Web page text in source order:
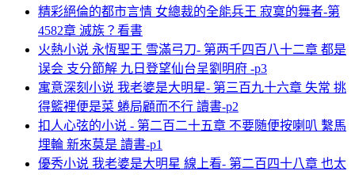
精彩絕倫的都市言情 女總裁的全能兵王 寂寞的舞者-第
4582章 滅族？看書
火熱小说 永恆聖王 雪滿弓刀- 第两千四百八十二章 都是
误会 支分節解 九日登望仙台呈劉明府 -p3
寓意深刻小说 我老婆是大明星- 第三百九十六章 失常 挑
得籃裡便是菜 蜷局顧而不行 讀書-p2
扣人心弦的小说 - 第二百二十五章 不要随便按喇叭 繫馬
埋輪 新來莫是 讀書-p1
優秀小说 我老婆是大明星 線上看- 第二百四十八章 也太